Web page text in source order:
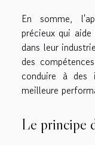
En somme,
précieux qui
dans leur
des
conduire à des
meilleure
Le principe